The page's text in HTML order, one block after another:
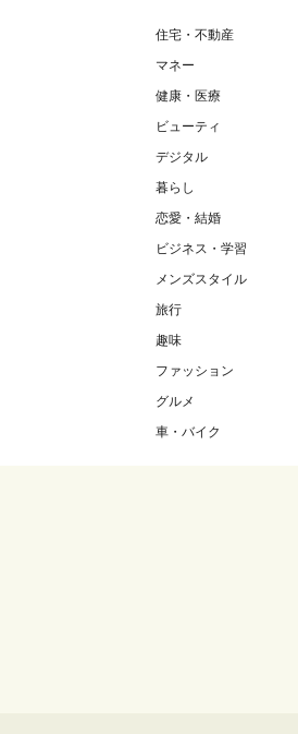
住宅・不動産
マネー
健康・医療
ビューティ
デジタル
暮らし
恋愛・結婚
ビジネス・学習
メンズスタイル
旅行
趣味
ファッション
グルメ
車・バイク